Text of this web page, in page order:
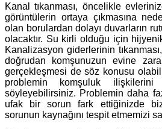
Kanal tıkanması, öncelikle
görüntülerin ortaya çıkmasına
olan borulardan dolayı duvarların
olacaktır. Su kirli olduğu için
Kanalizasyon giderlerinin
doğrudan komşunuzun evine
gerçekleşmesi de söz konusu
problemin komşuluk ilişkilerini
söyleyebilirsiniz. Problemin daha
ufak bir sorun fark ettiğinizde
sorunun kaynağını tespit etmemizi